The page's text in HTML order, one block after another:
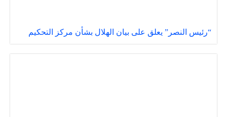
“رئيس النصر” يعلق على بيان الهلال بشأن مركز التحكيم